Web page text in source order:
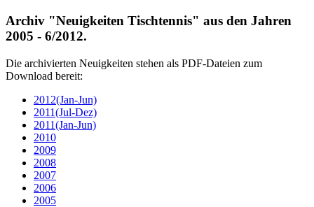
Archiv "Neuigkeiten Tischtennis" aus den Jahren
2005 - 6/2012.
Die archivierten Neuigkeiten stehen als PDF-Dateien zum
Download bereit:
2012(Jan-Jun)
2011(Jul-Dez)
2011(Jan-Jun)
2010
2009
2008
2007
2006
2005